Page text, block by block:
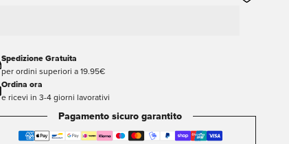
Spedizione Gratuita
per ordini superiori a 19.95€
Ordina ora
e ricevi in 3-4 giorni lavorativi
Pagamento sicuro garantito